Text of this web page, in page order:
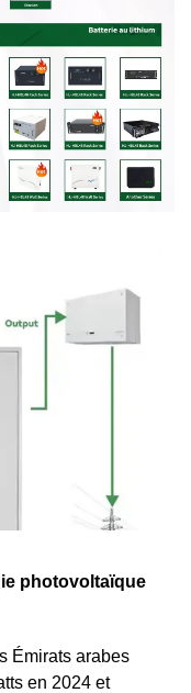
photovoltaïque
Émirats arabes
en 2024 et